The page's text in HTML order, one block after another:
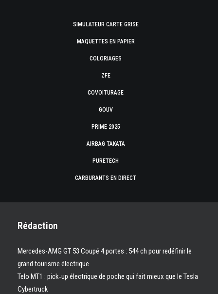
SIMULATEUR CARTE GRISE
MAQUETTES EN PAPIER
COLORIAGES
ZFE
COVOITURAGE
GOUV
PRIME 2025
AIRBAG TAKATA
PURETECH
CARBURANTS EN DIRECT
Rédaction
Mercedes-AMG GT 53 Coupé 4 portes : 544 ch pour redéfinir le
grand tourisme électrique
Telo MT1 : pick‑up électrique de poche qui fait mieux que le Tesla
Cybertruck